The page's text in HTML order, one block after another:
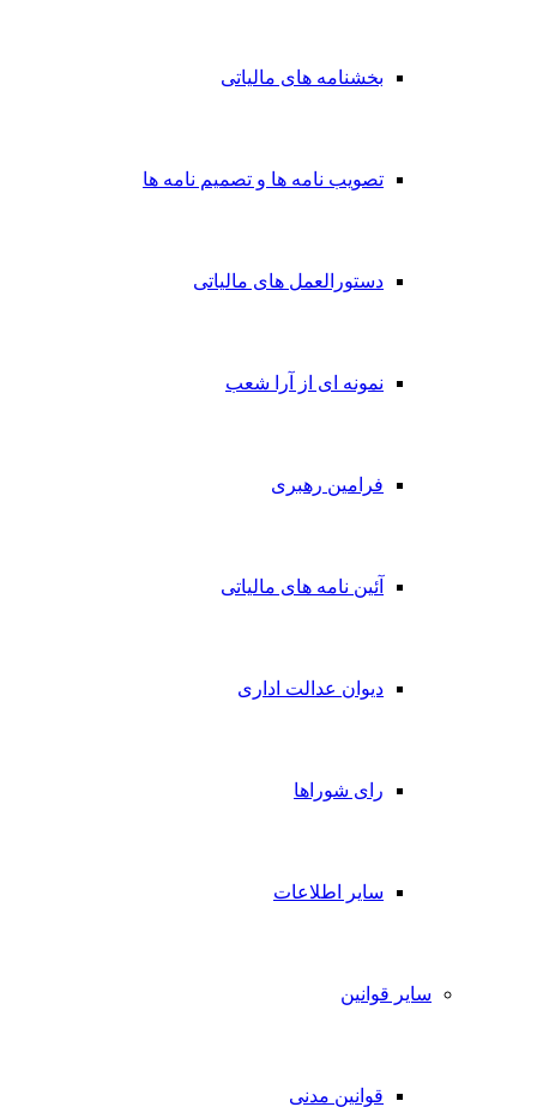
بخشنامه های مالیاتی
تصویب نامه ها و تصمیم نامه ها
دستورالعمل های مالیاتی
نمونه ای از آرا شعب
فرامین رهبری
آئین نامه های مالیاتی
دیوان عدالت اداری
رای شوراها
سایر اطلاعات
سایر قوانین
قوانین مدنی